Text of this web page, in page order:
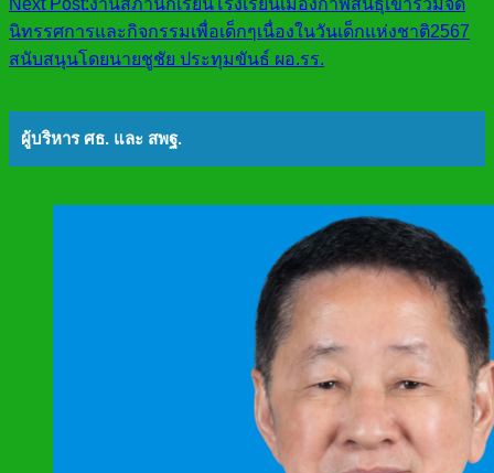
Next Post:งานสภานักเรียนโรงเรียนเมืองกาฬสินธุ์เข้าร่วมจัด
นิทรรศการและกิจกรรมเพื่อเด็กๆเนื่องในวันเด็กแห่งชาติ2567
สนับสนุนโดยนายชูชัย ประทุมขันธ์ ผอ.รร.
ผู้บริหาร ศธ. และ สพฐ.